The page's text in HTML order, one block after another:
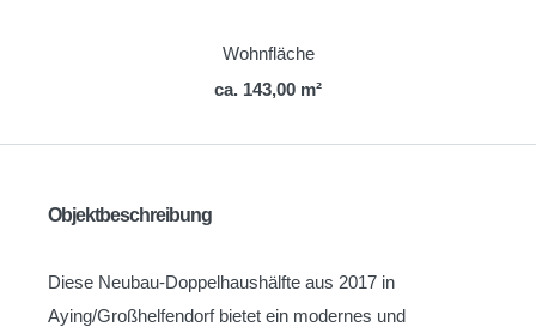
Wohnfläche
ca. 143,00 m²
Objektbeschreibung
Diese Neubau-Doppelhaushälfte aus 2017 in
Aying/Großhelfendorf bietet ein modernes und